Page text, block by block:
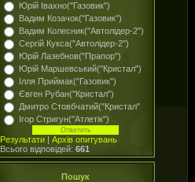
Юрій Івахно("Газовик")
Вадим Козачок("Газовик")
Вадим Колесник("Автолідер-2")
Сергій Кукса("Автолідер-2")
Юрій Лазебнов("Прапор")
Юрій Маршевський("Кристал")
Ілля Приймак("Газовик")
Євген Рубан("Кристал")
Дмитро Стовбчатий("Кристал"
Ігор Стригун("Атлетік")
Результати | Архів опитувань
Всього відповідей: 661
Пошук